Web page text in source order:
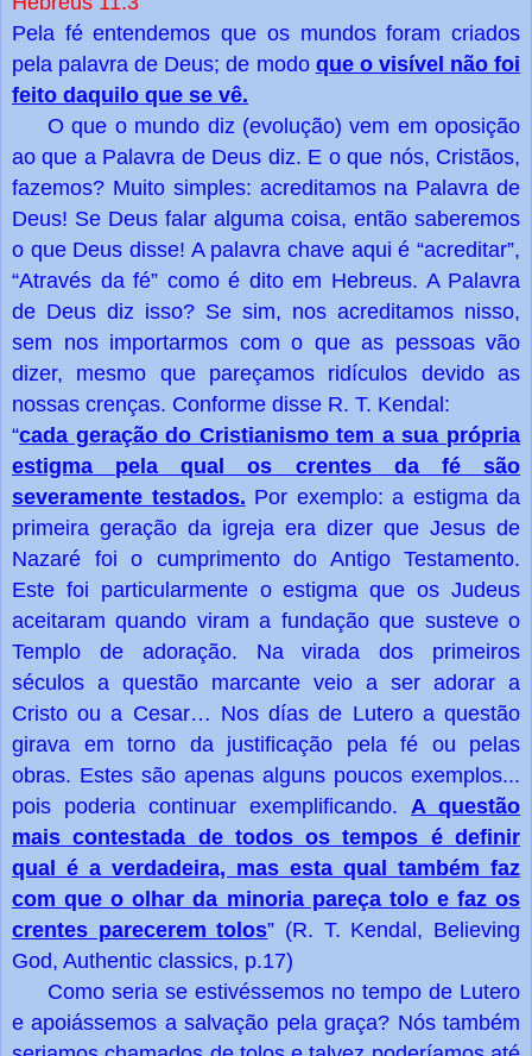
Pela fé entendemos que os mundos foram criados
pela palavra de Deus; de modo que o visível não foi
feito daquilo que se vê.
O que o mundo diz (evolução) vem em oposição
ao que a Palavra de Deus diz. E o que nós, Cristãos,
fazemos? Muito simples: acreditamos na Palavra de
Deus! Se Deus falar alguma coisa, então saberemos
o que Deus disse! A palavra chave aqui é “acreditar”,
“Através da fé” como é dito em Hebreus. A Palavra
de Deus diz isso? Se sim, nos acreditamos nisso,
sem nos importarmos com o que as pessoas vão
dizer, mesmo que pareçamos ridículos devido as
nossas crenças. Conforme disse R. T. Kendal:
“cada geração do Cristianismo tem a sua própria
estigma pela qual os crentes da fé são
severamente testados. Por exemplo: a estigma da
primeira geração da igreja era dizer que Jesus de
Nazaré foi o cumprimento do Antigo Testamento.
Este foi particularmente o estigma que os Judeus
aceitaram quando viram a fundação que susteve o
Templo de adoração. Na virada dos primeiros
séculos a questão marcante veio a ser adorar a
Cristo ou a Cesar… Nos días de Lutero a questão
girava em torno da justificação pela fé ou pelas
obras. Estes são apenas alguns poucos exemplos...
pois poderia continuar exemplificando.
A questão
mais contestada de todos os tempos é definir
qual é a verdadeira, mas esta qual também faz
com que o olhar da minoria pareça tolo e faz os
crentes parecerem tolos” (R. T. Kendal, Believing
God, Authentic classics, p.17)
Como seria se estivéssemos no tempo de Lutero
e apoiássemos a salvação pela graça? Nós também